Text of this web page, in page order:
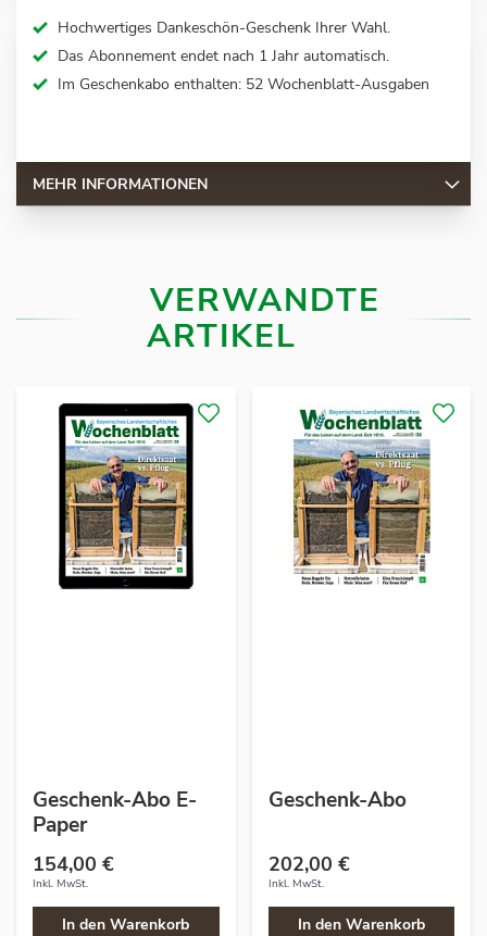
Hochwertiges Dankeschön-Geschenk Ihrer Wahl.
Das Abonnement endet nach 1 Jahr automatisch.
Im Geschenkabo enthalten: 52 Wochenblatt-Ausgaben
MEHR INFORMATIONEN
VERWANDTE
ARTIKEL
Geschenk-Abo E-
Paper
154,00 €
Inkl. MwSt.
In den Warenkorb
Geschenk-Abo
202,00 €
Inkl. MwSt.
In den Warenkorb